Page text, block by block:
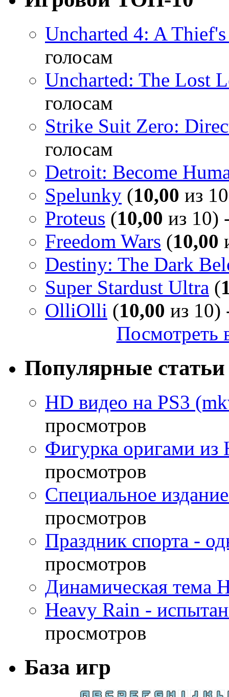
Uncharted 4: A
голосам
Uncharted: The Lost
голосам
Strike Suit Zero:
голосам
Detroit: Become
Spelunky (10,00 из
Proteus (10,00 из 10)
Freedom Wars (10,00
Destiny: The Dark
Super Stardust Ultra (
OlliOlli (10,00 из 10)
Посмотреть
Популярные статьи
HD видео на PS3
просмотров
Фигурка оригами из
просмотров
Специальное
просмотров
Праздник спорта -
просмотров
Динамическая тема
Heavy Rain -
просмотров
База игр